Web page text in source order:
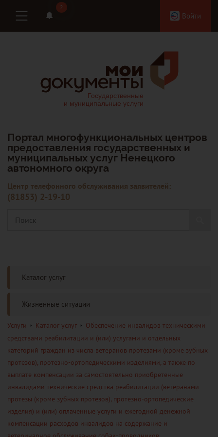
2
2
Войти
Портал многофункциональных центров
предоставления государственных и
муниципальных услуг Ненецкого
автономного округа
Центр телефонного обслуживания заявителей:
(81853) 2-19-10
Каталог услуг
Жизненные ситуации
Услуги Каталог услуг
Обеспечение инвалидов техническими
средствами реабилитации и (или) услугами и отдельных
категорий граждан из числа ветеранов протезами (кроме зубных
протезов), протезно-ортопедическими изделиями, а также по
выплате компенсации за самостоятельно приобретенные
инвалидами технические средства реабилитации (ветеранами
протезы (кроме зубных протезов), протезно-ортопедические
изделия) и (или) оплаченные услуги и ежегодной денежной
компенсации расходов инвалидов на содержание и